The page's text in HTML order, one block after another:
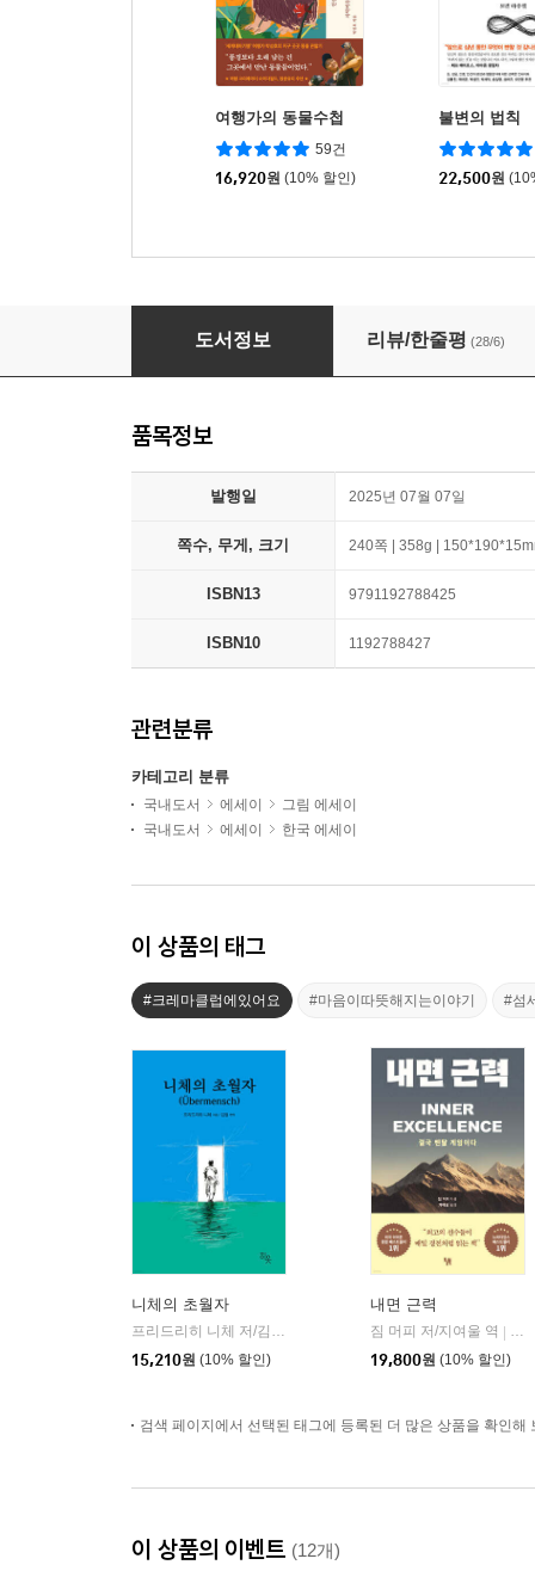
여행가의 동물수첩
59건
16,920원 (10% 할인)
불변의 법칙
22,500원
사랑한다고 말해야지 날이 좋으니까
도서정보 리뷰/한줄평 (28/6)
품목정보
발행일 2025년 07월 07일
쪽수, 무게, 크기 240쪽 | 358g |
ISBN13 9791192788425
ISBN10 1192788427
관련분류
카테고리 분류
국내도서 에세이
그림 에세이
국내도서
에세이 한국 에세이
이 상품의 태그
#크레마클럽에있어요 #마음이따뜻해지는이야기 #섬
니체의 초월자
프리드리히 니체 저/김철 편역
15,210원 (10% 할인)
내면 근력
짐 머피 저/지여울 역
윌
19,800원 (10% 할인)
검색 페이지에서 선택된 태그에 등록된 더 많은 상품을 확인해
이 상품의 이벤트 (12개)